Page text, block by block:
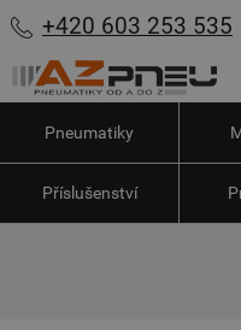
+420 603 253 535
Pneumatiky
Příslušenství